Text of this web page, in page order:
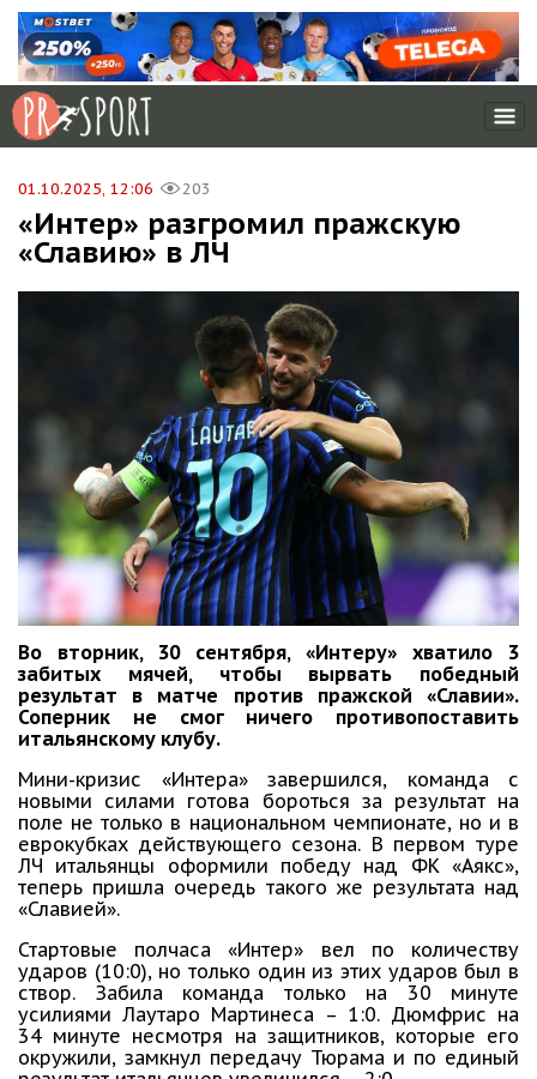
01.10.2025, 12:06 203
«Интер» разгромил пражскую
«Славию» в ЛЧ
Во вторник, 30 сентября, «Интеру» хватило 3
забитых мячей, чтобы вырвать победный
результат в матче против пражской «Славии».
Соперник не смог ничего противопоставить
итальянскому клубу.
Мини-кризис «Интера» завершился, команда с
новыми силами готова бороться за результат на
поле не только в национальном чемпионате, но и в
еврокубках действующего сезона. В первом туре
ЛЧ итальянцы оформили победу над ФК «Аякс»,
теперь пришла очередь такого же результата над
«Славией».
Стартовые полчаса «Интер» вел по количеству
ударов (10:0), но только один из этих ударов был в
створ. Забила команда только на 30 минуте
усилиями Лаутаро Мартинеса – 1:0. Дюмфрис на
34 минуте несмотря на защитников, которые его
окружили, замкнул передачу Тюрама и по единый